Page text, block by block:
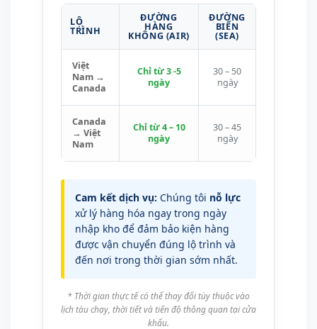
LỘ
TRÌNH
ĐƯỜNG
HÀNG
KHÔNG (AIR)
ĐƯỜNG
BIỂN
(SEA)
Việt
Nam →
Canada
Chỉ từ 3 -5
ngày
30 – 50
ngày
Canada
→ Việt
Nam
Chỉ từ 4 – 10
ngày
30 – 45
ngày
Cam kết dịch vụ: Chúng tôi nỗ lực
xử lý hàng hóa ngay trong ngày
nhập kho để đảm bảo kiện hàng
được vận chuyển đúng lộ trình và
đến nơi trong thời gian sớm nhất.
* Thời gian thực tế có thể thay đổi tùy thuộc vào
lịch tàu chạy, thời tiết và tiến độ thông quan tại cửa
khẩu.